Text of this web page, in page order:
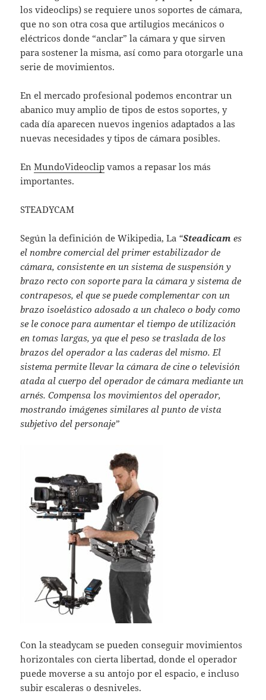
los videoclips) se requiere unos soportes de cámara,
que no son otra cosa que artilugios mecánicos o
eléctricos donde “anclar” la cámara y que sirven
para sostener la misma, así como para otorgarle una
serie de movimientos.
En el mercado profesional podemos encontrar un
abanico muy amplio de tipos de estos soportes, y
cada día aparecen nuevos ingenios adaptados a las
nuevas necesidades y tipos de cámara posibles.
EnMundoVideoclip vamos a repasar los más
importantes.
STEADYCAM
Según la definición de Wikipedia, La “Steadicam es
el nombre comercial del primer estabilizador de
cámara, consistente en un sistema de suspensión y
brazo recto con soporte para la cámara y sistema de
contrapesos, el que se puede complementar con un
brazo isoelástico adosado a un chaleco o body como
se le conoce para aumentar el tiempo de utilización
en tomas largas, ya que el peso se traslada de los
brazos del operador a las caderas del mismo. El
sistema permite llevar la cámara de cine o televisión
atada al cuerpo del operador de cámara mediante un
arnés. Compensa los movimientos del operador,
mostrando imágenes similares al punto de vista
subjetivo del personaje”
Con la steadycam se pueden conseguir movimientos
horizontales con cierta libertad, donde el operador
puede moverse a su antojo por el espacio, e incluso
subir escaleras o desniveles.